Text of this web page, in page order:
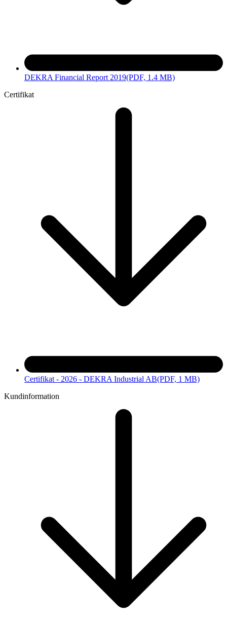
DEKRA Financial Report 2019(PDF, 1.4 MB)
Certifikat
Certifikat - 2026 - DEKRA Industrial AB(PDF, 1 MB)
Kundinformation